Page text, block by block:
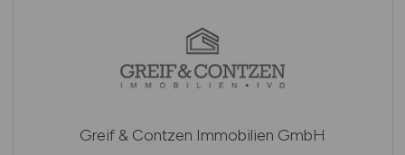
Greif & Contzen Immobilien GmbH